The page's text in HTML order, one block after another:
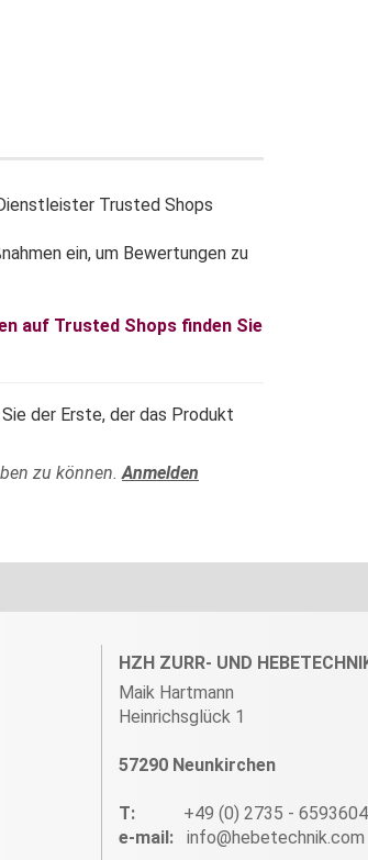
Trusted Shops
ein, um Bewertungen zu
auf Trusted Shops finden Sie
der Erste, der das Produkt
zu können.Anmelden
HZH ZURR- UND
Maik Hartmann
Heinrichsglück 1
57290 Neunkirchen
T: +49 (0) 2735 - 6593604
e-mail: info@hebetechnik.com